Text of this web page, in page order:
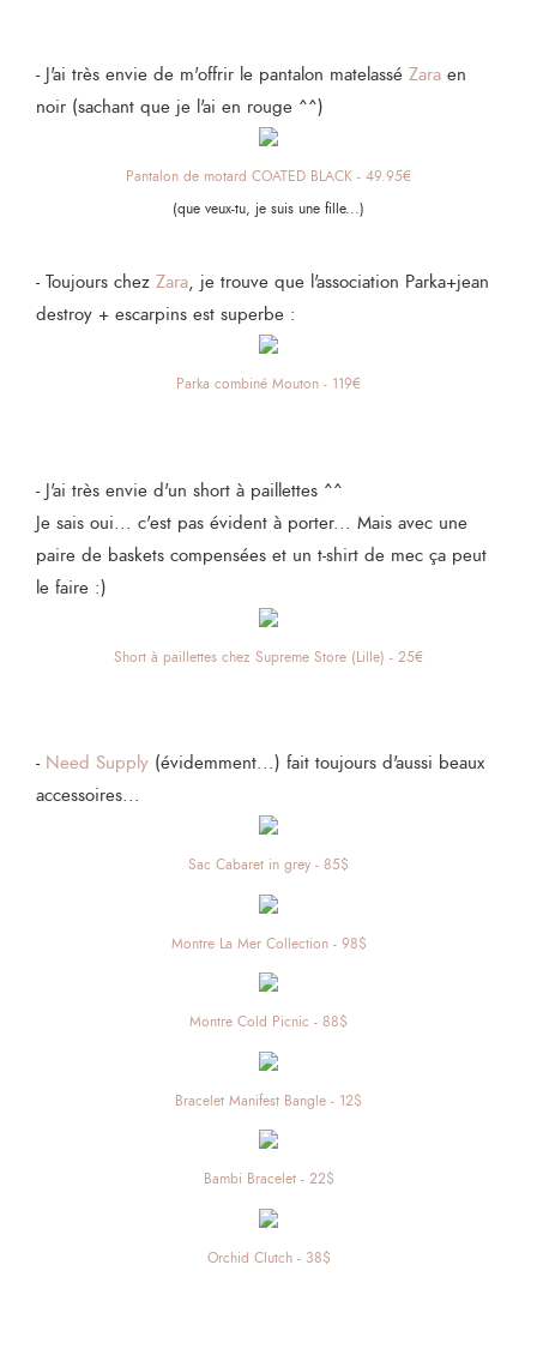
- J'ai très envie de m'offrir le pantalon matelassé Zara en
noir (sachant que je l'ai en rouge ^^)
Pantalon de motard COATED BLACK - 49.95€
(que veux-tu, je suis une fille...)
- Toujours chez Zara, je trouve que l'association Parka+jean
destroy + escarpins est superbe :
Parka combiné Mouton - 119€
- J'ai très envie d'un short à paillettes ^^
Je sais oui... c'est pas évident à porter... Mais avec une
paire de baskets compensées et un t-shirt de mec ça peut
le faire :)
Short à paillettes chez Supreme Store (Lille) - 25€
- Need Supply (évidemment...) fait toujours d'aussi beaux
accessoires...
Sac Cabaret in grey - 85$
Montre La Mer Collection - 98$
Montre Cold Picnic - 88$
Bracelet Manifest Bangle - 12$
Bambi Bracelet - 22$
Orchid Clutch - 38$